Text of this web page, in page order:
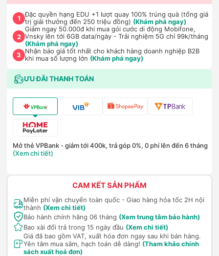
1
Đặc quyền hạng EDU +1 lượt quay 100% trúng quà (tổng giá
trị giải thưởng đến 250 triệu đồng) (Khám phá ngay)
2
Giảm ngay 50.000đ khi mua gói cước di động Mobifone,
Vnsky lên tới 6GB data/ngày - Trải nghiệm 5G chỉ 99k/tháng
(Khám phá ngay)
3
Nhận báo giá tốt nhất cho khách hàng doanh nghiệp B2B
khi mua số lượng lớn (Khám phá ngay)
ƯU ĐÃI THANH TOÁN
Mở thẻ VPBank - giảm tới 400k, trả góp 0%, 0 phí lên đến 6 tháng
(Xem chi tiết)
CAM KẾT SẢN PHẨM
Miễn phí vận chuyển toàn quốc - Giao hàng hỏa tốc 2H nội
thành (Xem chi tiết)
Bảo hành chính hãng 06 tháng (Xem trung tâm bảo hành)
Bao xài đổi trả trong 15 ngày đầu (Xem chi tiết)
Giá đã bao gồm VAT, xuất hóa đơn ngay sau khi bán hàng.
Yên tâm mua sắm, hạch toán dễ dàng! (Tham khảo chính
sách xuất hoá đơn)